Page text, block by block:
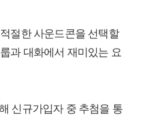
절한 사운드콘을 선택할
과 대화에서 재미있는 요
신규가입자 중 추첨을 통